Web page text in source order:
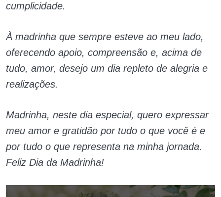
cumplicidade.
À madrinha que sempre esteve ao meu lado,
oferecendo apoio, compreensão e, acima de
tudo, amor, desejo um dia repleto de alegria e
realizações.
Madrinha, neste dia especial, quero expressar
meu amor e gratidão por tudo o que você é e
por tudo o que representa na minha jornada.
Feliz Dia da Madrinha!